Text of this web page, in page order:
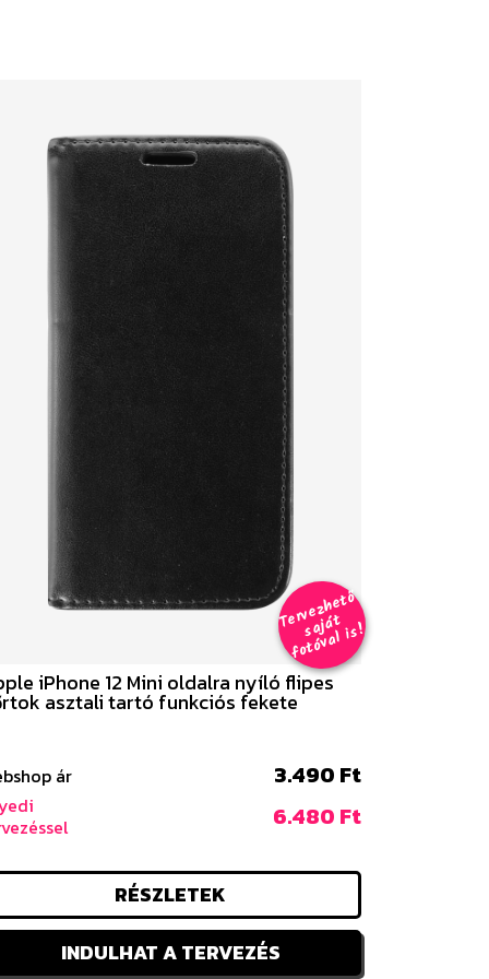
T
er
v
e
z
h
e
t
ő
s
aj
á
t
f
o
t
ó
v
al i
s
!
iPhone 12 Mini oldalra nyíló flipes
asztali tartó funkciós fekete
ár 3.490 Ft
6.480 Ft
RÉSZLETEK
INDULHAT A TERVEZÉS